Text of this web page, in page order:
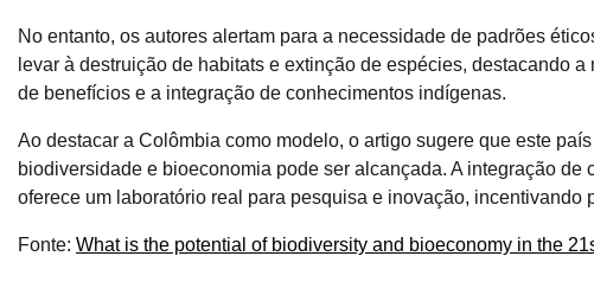
No entanto, os autores alertam para a necessidade de padrões
levar à destruição de habitats e extinção de espécies, destacando
de benefícios e a integração de conhecimentos indígenas.
Ao destacar a Colômbia como modelo, o artigo sugere que este
biodiversidade e bioeconomia pode ser alcançada. A integração
oferece um laboratório real para pesquisa e inovação,
Fonte: What is the potential of biodiversity and bioeconomy in the